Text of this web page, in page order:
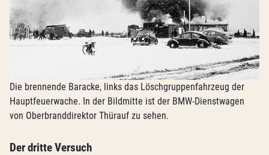
Die brennende Baracke, links das Löschgruppenfahrzeug der
Hauptfeuerwache. In der Bildmitte ist der BMW-Dienstwagen
von Oberbranddirektor Thürauf zu sehen.
Der dritte Versuch